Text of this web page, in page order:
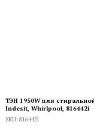
ТЭН 1950W для стиральной
Indesit, Whirlpool, 816442i
SKU:816442i